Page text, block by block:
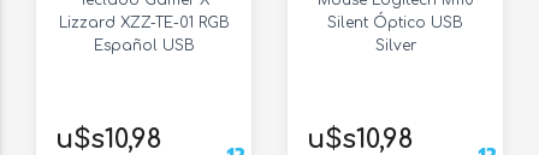
Lizzard XZZ-TE-01 RGB
Español USB
u$s10,98
Silent Óptico USB
Silver
u$s10,98